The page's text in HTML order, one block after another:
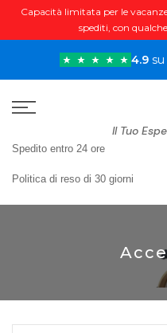
Vai
al
contenuto
Capacità limitata per le
spediti, con
4.9su
Il Tuo
Spedito entro 24 ore
Politica di reso di 30 giorni